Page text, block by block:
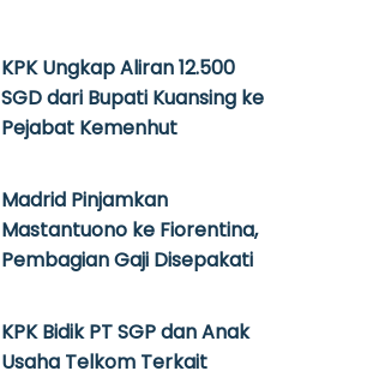
KPK Ungkap Aliran 12.500
SGD dari Bupati Kuansing ke
Pejabat Kemenhut
Madrid Pinjamkan
Mastantuono ke Fiorentina,
Pembagian Gaji Disepakati
KPK Bidik PT SGP dan Anak
Usaha Telkom Terkait